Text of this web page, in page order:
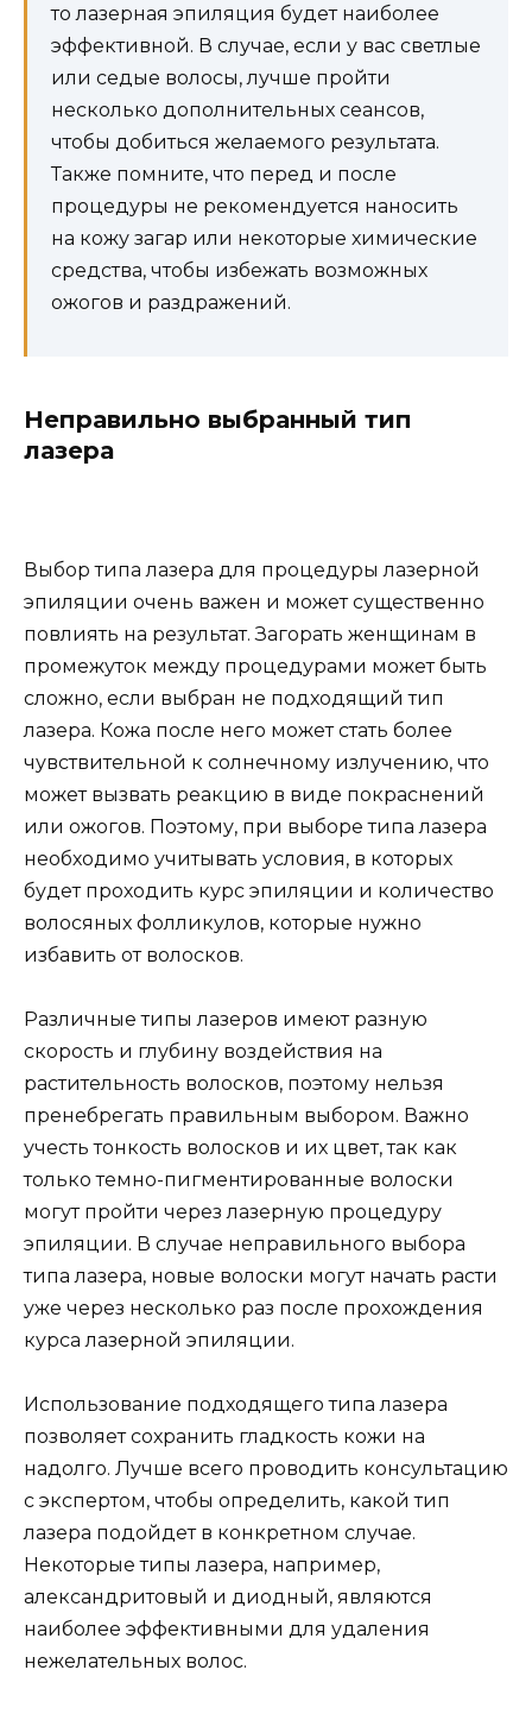
то лазерная эпиляция будет наиболее
эффективной. В случае, если у вас светлые
или седые волосы, лучше пройти
несколько дополнительных сеансов,
чтобы добиться желаемого результата.
Также помните, что перед и после
процедуры не рекомендуется наносить
на кожу загар или некоторые химические
средства, чтобы избежать возможных
ожогов и раздражений.
Неправильно выбранный тип
лазера
Выбор типа лазера для процедуры лазерной
эпиляции очень важен и может существенно
повлиять на результат. Загорать женщинам в
промежуток между процедурами может быть
сложно, если выбран не подходящий тип
лазера. Кожа после него может стать более
чувствительной к солнечному излучению, что
может вызвать реакцию в виде покраснений
или ожогов. Поэтому, при выборе типа лазера
необходимо учитывать условия, в которых
будет проходить курс эпиляции и количество
волосяных фолликулов, которые нужно
избавить от волосков.
Различные типы лазеров имеют разную
скорость и глубину воздействия на
растительность волосков, поэтому нельзя
пренебрегать правильным выбором. Важно
учесть тонкость волосков и их цвет, так как
только темно-пигментированные волоски
могут пройти через лазерную процедуру
эпиляции. В случае неправильного выбора
типа лазера, новые волоски могут начать расти
уже через несколько раз после прохождения
курса лазерной эпиляции.
Использование подходящего типа лазера
позволяет сохранить гладкость кожи на
надолго. Лучше всего проводить консультацию
с экспертом, чтобы определить, какой тип
лазера подойдет в конкретном случае.
Некоторые типы лазера, например,
александритовый и диодный, являются
наиболее эффективными для удаления
нежелательных волос.